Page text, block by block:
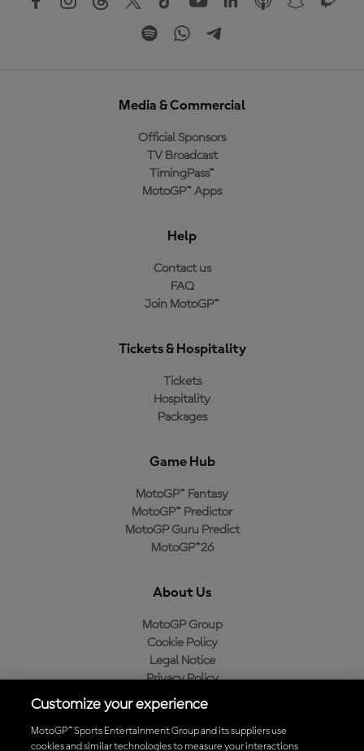
Media & Commercial
Official Sponsors
TV Broadcast
TimingPass™
MotoGP™ Apps
Help
Contact us
FAQ
Join MotoGP™
Tickets & Hospitality
Tickets
Hospitality
Packages
Game Hub
MotoGP™ Fantasy
MotoGP™ Predictor
MotoGP Guru Predict
MotoGP™26
About Us
MotoGP Group
Cookie Policy
Legal Notice
Privacy Policy
Purchase Policy
Customize your experience
MotoGP™ Sports Entertainment Group and its suppliers use
cookies and similar technologies to measure your interactions